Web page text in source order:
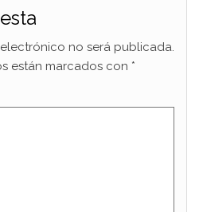
no será publicada.
están marcados con *